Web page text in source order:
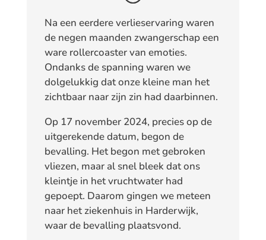
Na een eerdere verlieservaring waren
de negen maanden zwangerschap een
ware rollercoaster van emoties.
Ondanks de spanning waren we
dolgelukkig dat onze kleine man het
zichtbaar naar zijn zin had daarbinnen.
Op 17 november 2024, precies op de
uitgerekende datum, begon de
bevalling. Het begon met gebroken
vliezen, maar al snel bleek dat ons
kleintje in het vruchtwater had
gepoept. Daarom gingen we meteen
naar het ziekenhuis in Harderwijk,
waar de bevalling plaatsvond.